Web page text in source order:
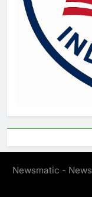
Newsmatic -